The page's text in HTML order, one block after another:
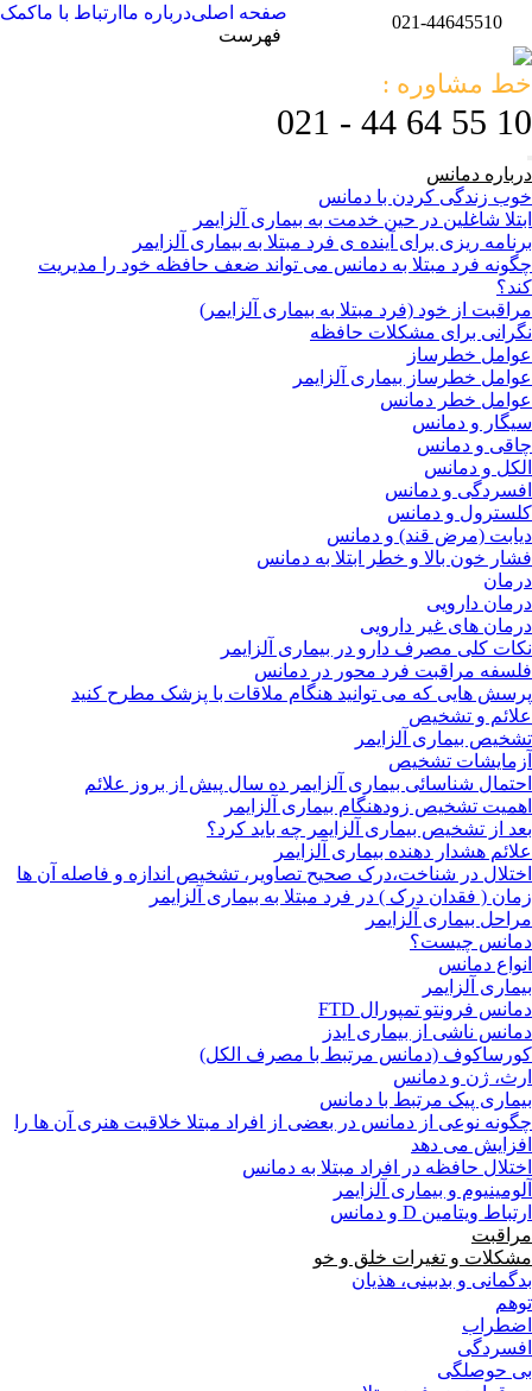
021-44645510
صفحه اصلیدرباره ما ارتباط با ماکمک
فهرست
خط مشاوره :
10 55 64 44 - 021
درباره دمانس
خوب زندگی کردن با دمانس
ابتلا شاغلین در حین خدمت به بیماری آلزایمر
برنامه ریزی برای آینده ی فرد مبتلا به بیماری آلزایمر
چگونه فرد مبتلا به دمانس می تواند ضعف حافظه خود را مدیریت
کند؟
مراقبت از خود (فرد مبتلا به بیماری آلزایمر)
نگرانی برای مشکلات حافظه
عوامل خطرساز
عوامل خطرساز بیماری آلزایمر
عوامل خطر دمانس
سیگار و دمانس
چاقی و دمانس
الکل و دمانس
افسردگی و دمانس
کلسترول و دمانس
دیابت (مرض قند) و دمانس
فشار خون بالا و خطر ابتلا به دمانس
درمان
درمان دارویی
درمان های غیر دارویی
نکات کلی مصرف دارو در بیماری آلزایمر
فلسفه مراقبت فرد محور در دمانس
پرسش هایی که می توانید هنگام ملاقات با پزشک مطرح کنید
علائم و تشخیص
تشخیص بیماری آلزایمر
آزمایشات تشخیص
احتمال شناسائی بیماری آلزایمر ده سال پیش از بروز علائم
اهمیت تشخیص زودهنگام بیماری آلزایمر
بعد از تشخیص بیماری آلزایمر چه باید کرد؟
علائم هشدار دهنده بیماری آلزایمر
اختلال در شناخت،درک صحیح تصاویر، تشخیص اندازه و فاصله آن ها
زمان ( فقدان درک ) در فرد مبتلا به بیماری آلزایمر
مراحل بیماری آلزایمر
دمانس چیست؟
انواع دمانس
بیماری آلزایمر
دمانس فرونتو تمپورال FTD
دمانس ناشی از بیماری ایدز
کورساکوف (دمانس مرتبط با مصرف الکل)
ارث، ژن و دمانس
بیماری پیک مرتبط با دمانس
چگونه نوعی از دمانس در بعضی از افراد مبتلا خلاقیت هنری آن ها را
افزایش می دهد
اختلال حافظه در افراد مبتلا به دمانس
آلومینیوم و بیماری آلزایمر
ارتباط ویتامین D و دمانس
مراقبت
مشکلات و تغیرات خلق و خو
بدگمانی و بدبینی، هذیان
توهم
اضطراب
افسردگی
بی حوصلگی